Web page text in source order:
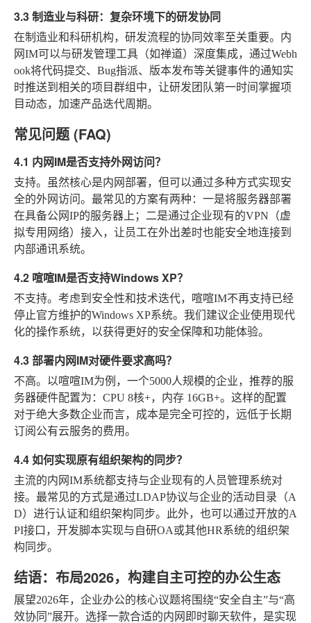
3.3 制造业与科研：复杂环境下的研发协同
在制造业和科研机构，研发流程的协同效率至关重要。内
网IM可以与研发管理工具（如禅道）深度集成，通过Webh
ook将代码提交、Bug指派、版本发布等关键事件的通知实
时推送到相关的项目群组中，让研发团队第一时间掌握项
目动态，加速产品迭代周期。
常见问题 (FAQ)
4.1 内网IM是否支持外网访问？
支持。虽然核心是内网部署，但可以通过多种方式实现安
全的外网访问。最常见的方案有两种：一是将服务器部署
在具备公网IP的服务器上；二是通过企业现有的VPN（虚
拟专用网络）接入，让员工在外出差时也能安全地连接到
内部通讯系统。
4.2 喧喧IM是否支持Windows XP？
不支持。考虑到安全性和技术迭代，喧喧IM不再支持已经
停止官方维护的Windows XP系统。我们建议企业使用现代
化的操作系统，以获得更好的安全保障和功能体验。
4.3 部署内网IM对硬件要求高吗？
不高。以喧喧IM为例，一个5000人规模的企业，推荐的服
务器硬件配置为：CPU 8核+，内存 16GB+。这样的配置
对于绝大多数企业而言，成本是完全可控的，远低于长期
订阅公有云服务的费用。
4.4 如何实现原有组织架构的同步？
主流的内网IM系统都支持与企业现有的人员管理系统对
接。最常见的方式是通过LDAP协议与企业的活动目录（A
D）进行认证和组织架构同步。此外，也可以通过开放的A
PI接口，开发脚本实现与自研OA或其他HR系统的组织架
构同步。
结语：布局2026，构建自主可控的办公生态
展望2026年，企业办公的核心议题将围绕“安全自主”与“高
效协同”展开。选择一款合适的内网即时聊天软件，是实现